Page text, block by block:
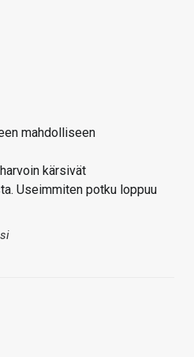
mahdolliseen
kärsivät
Useimmiten potku loppuu